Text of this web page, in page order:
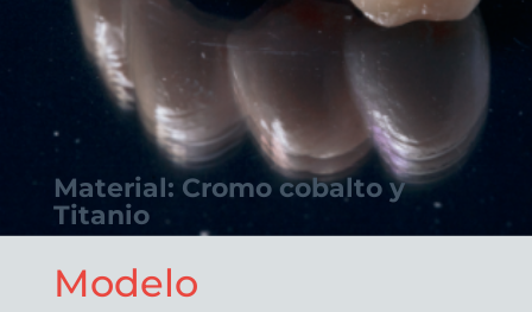
Material: Cromo cobalto y
Titanio
Modelo